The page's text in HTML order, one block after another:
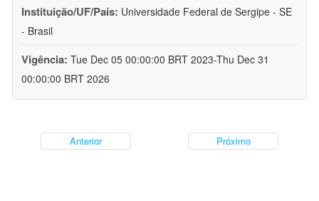
Instituição/UF/País: Universidade Federal de Sergipe - SE
- Brasil
Vigência: Tue Dec 05 00:00:00 BRT 2023-Thu Dec 31
00:00:00 BRT 2026
Anterior Próximo